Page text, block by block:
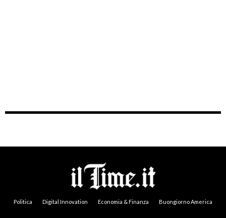
Politica Digital Innovation Economia & Finanza Buongiorno America